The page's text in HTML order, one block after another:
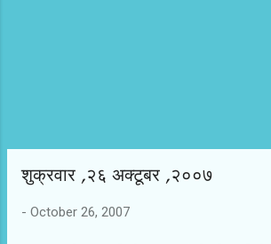
शुक्रवार ,२६ अक्टूबर ,२००७
- October 26, 2007